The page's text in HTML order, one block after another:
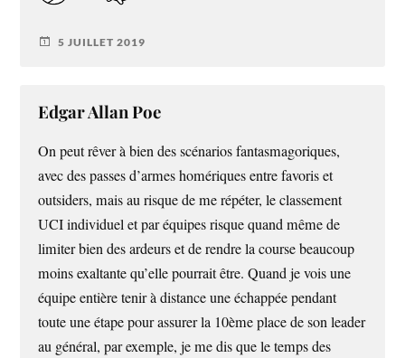
5 JUILLET 2019
Edgar Allan Poe
On peut rêver à bien des scénarios fantasmagoriques,
avec des passes d’armes homériques entre favoris et
outsiders, mais au risque de me répéter, le classement
UCI individuel et par équipes risque quand même de
limiter bien des ardeurs et de rendre la course beaucoup
moins exaltante qu’elle pourrait être. Quand je vois une
équipe entière tenir à distance une échappée pendant
toute une étape pour assurer la 10ème place de son leader
au général, par exemple, je me dis que le temps des